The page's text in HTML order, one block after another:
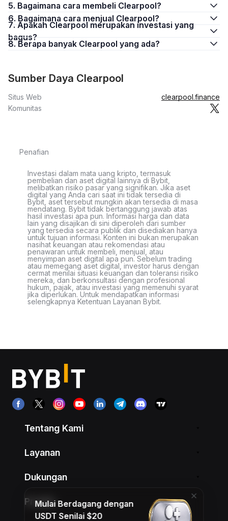
5. Bagaimana cara membeli Clearpool?
6. Bagaimana cara menjual Clearpool?
7. Apakah Clearpool merupakan investasi yang
bagus?
8. Berapa banyak Clearpool yang ada?
Sumber Daya Clearpool
Situs Web
clearpool.finance
Komunitas
Penafian
Investasi dalam mata uang kripto, termasuk
pembelian dan aset digital lainnya di Bybit,
melibatkan risiko pasar yang signifikan. Jika aset
digital yang Anda cari saat ini tidak tersedia di
Bybit, aset tersebut mungkin akan tersedia di masa
mendatang. Bybit tidak bertanggung jawab atas
hasil investasi apa pun. Informasi harga dan data
lain yang disajikan di sini diperoleh dari sumber
yang tersedia secara publik dan disediakan hanya
untuk tujuan informasi. Konten ini bukan merupakan
nasihat keuangan atau rekomendasi atau
penawaran untuk membeli, menjual, atau
menyimpan aset digital apa pun. Sebelum trading
atau memegang aset digital, investor harus dengan
cermat menilai situasi keuangan dan toleransi risiko
mereka, dan berkonsultasi dengan profesional
hukum, pajak, atau investasi yang memenuhi syarat
jika diperlukan. Untuk mendapatkan informasi
selengkapnya Ketentuan Layanan Bybit.
Tentang Kami
Layanan
Dukungan
Produk
Mulai Berdagang dengan
USDT Senilai $20